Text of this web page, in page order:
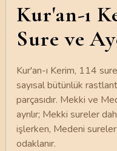
Kur'an-ı
Sure ve
Kur'an-ı Kerim, 114
sayısal bütünlük
parçasıdır. Mekki ve
ayrılır; Mekki sureler
işlerken, Medeni
odaklanır.